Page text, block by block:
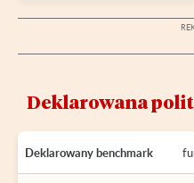
Deklarowana
Deklarowany benchmark